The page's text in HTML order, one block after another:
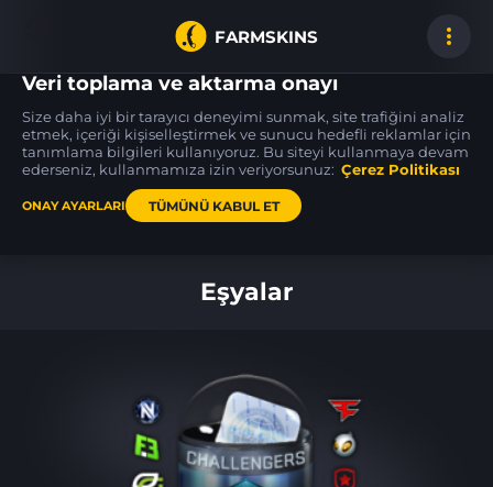
FARMSKINS
M4A4
In Living Color STBS
M4A4
Poly Mag FT
Glock-18
Fully Tuned
Eşyalar
Veri toplama ve aktarma onayı
Size daha iyi bir tarayıcı deneyimi sunmak, site trafiğini analiz
etmek, içeriği kişiselleştirmek ve sunucu hedefli reklamlar için
tanımlama bilgileri kullanıyoruz. Bu siteyi kullanmaya devam
ederseniz, kullanmamıza izin veriyorsunuz: Çerez Politikası
ONAY AYARLARI TÜMÜNÜ KABUL ET